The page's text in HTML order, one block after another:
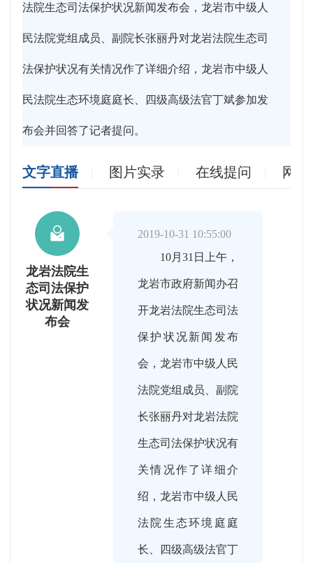
法院生态司法保护状况新闻发布会，龙岩市中级人
民法院党组成员、副院长张丽丹对龙岩法院生态司
法保护状况有关情况作了详细介绍，龙岩市中级人
民法院生态环境庭庭长、四级高级法官丁斌参加发
布会并回答了记者提问。
文字直播 图片实录 在线提问 网

龙岩法院生
态司法保护
状况新闻发
布会
2019-10-31 10:55:00
10月31日上午，
龙岩市政府新闻办召
开龙岩法院生态司法
保护状况新闻发布
会，龙岩市中级人民
法院党组成员、副院
长张丽丹对龙岩法院
生态司法保护状况有
关情况作了详细介
绍，龙岩市中级人民
法院生态环境庭庭
长、四级高级法官丁